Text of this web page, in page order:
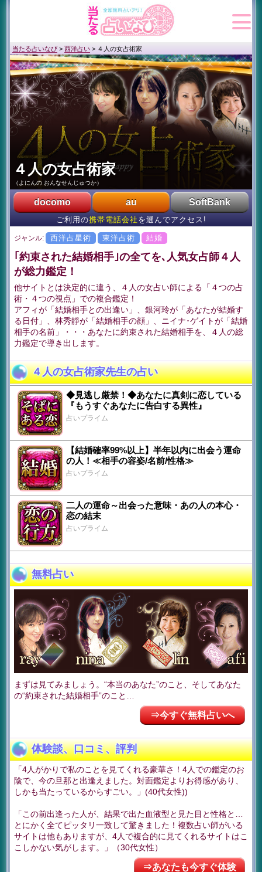
当たる占いなび >西洋占い > ４人の女占術家
４人の女占術家
（よにんの おんなせんじゅつか）
docomo au SoftBank
ご利用の携帯電話会社 を選んでアクセス!
ジャンル: 西洋占星術 東洋占術 結婚
｢約束された結婚相手｣の全てを､人気女占師４人
が総力鑑定！
他サイトとは決定的に違う、４人の女占い師による「４つの占
術・４つの視点」での複合鑑定！
アフィが「結婚相手との出逢い」、銀河玲が「あなたが結婚す
る日付」、林秀靜が「結婚相手の顔」、ニイナ･ゲイトが「結婚
相手の名前」・・・あなたに約束された結婚相手を、４人の総
力鑑定で導き出します。
４人の女占術家先生の占い
◆見逃し厳禁！◆あなたに真剣に恋している
『もうすぐあなたに告白する異性』
占いプライム
【結婚確率99%以上】半年以内に出会う運命
の人！≪相手の容姿/名前/性格≫
占いプライム
二人の運命～出会った意味・あの人の本心・
恋の結末
占いプライム
無料占い
まずは見てみましょう。“本当のあなた”のこと、そしてあなた
の“約束された結婚相手”のこと…
⇒今すぐ無料占いへ
体験談、口コミ、評判
「4人がかりで私のことを見てくれる豪華さ！4人での鑑定のお
陰で、今の旦那と出逢えました。対面鑑定よりお得感があり、
しかも当たっているからすごい。」(40代女性))
「この前出逢った人が、結果で出た血液型と見た目と性格と…
とにかく全てピッタリ一致して驚きました！複数占い師がいる
サイトは他もありますが、4人で複合的に見てくれるサイトはこ
こしかない気がします。」（30代女性）
⇒あなたも今すぐ体験